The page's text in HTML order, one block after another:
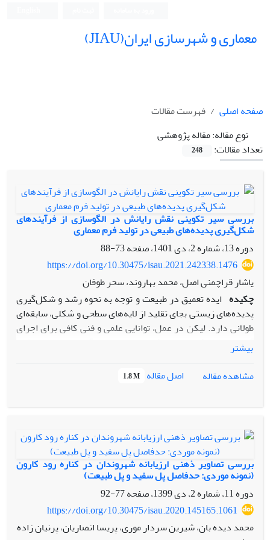
معماری و شهرسازی ایران(JIAU)
صفحه اصلی
فهرست مقالات
نوع مقاله:مقاله پژوهشی
تعداد مقالات:
248
بررسی سیر تکوینی نقش رایانش در الگوسازی از فرآیندهای
شکل‌گیری پدیده‌های طبیعی در تولید فرم معماری
دوره 13، شماره 2، دی 1401، صفحه
73-88
https://doi.org/10.30475/isau.2021.242338.1476
یاشار قراچمنی اصل، محمد بهاروند، سحر طوفان
چکیده ایده تعمیق در طبیعت و توجه به نحوه رشد و شکل‌گیری
پدیده‌های زیستی بجای تقلید از لایه‌های سطحی و شکلی، سابقه‌ای
طولانی دارد. لیکن در عمل، توانایی علمی و فنی کافی برای اجرای
آن وجود نداشته است. شاید بتوان دلیل آن را انتخاب سطحی
موضوعات پیچیده و غیر قابل احاطه به لحاظ ضعف در زمینه‌های
علمی و یا نبود امکانات فنی برای اجرا دانست. حال با عنایت به
تحولات فنی و علمی در چند دهه اخیر امکان‌پذیری چنین رویکرد
اخیر، تعمیق در اصول و قواعد فرآیند تولید فرم را امکان‌پذیر
نموده است. هدف مقاله حاضر بررسی چگونگی الگو‌سازی از
فرآیندهای رشد و شکل‌گیری پدیده‌های زیستی در روشمند‌سازی
فرآیند تولید فرم در حوزه معماری می‌باشد. یکی از الگوهای مطرح
در فرآیند رشد پدیده‌های زیستی، الگوی رشد دیفرانسیلی
می‌باشد. روش تحقیق در پژوهش پیش‌رو، بصورت توصیفی تحلیلی
بوده و اطلاعات از طریق مطالعات کتابخانه‌ای و اسناد و مدارک،
گردآوری شده‌اند. پس از مرور سوابق نظری و عملی رایانشی ملهم
بیشتر
مشاهده مقاله
اصل مقاله 1.8 M
بررسی تصاویر ذهنی ارزیابانه شهروندان در کناره رود کارون
(نمونه موردی: حدفاصل پل سفید و پل طبیعت)
دوره 11، شماره 2، دی 1399، صفحه
77-92
https://doi.org/10.30475/isau.2020.145165.1061
محمد دیده بان، شیرین سردار موری، پریسا انصاریان، پرنیان زاده